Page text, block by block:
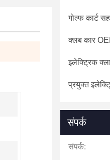
गोल्फ कार्ट
क्लब कार
इलेक्ट्रिक
प्रयुक्त
संपर्क
संपर्क: